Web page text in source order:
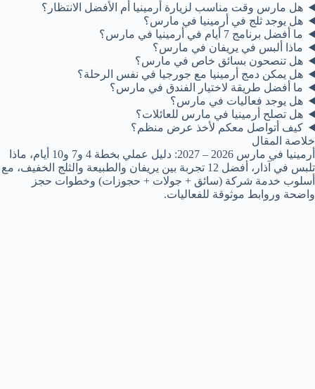
هل مارس وقت مناسب لزيارة أرمينيا أم الأفضل الانتظار؟
هل يوجد ثلج في أرمينيا في مارس؟
ما أفضل برنامج 7 أيام في أرمينيا في مارس؟
ماذا ألبس في يريفان في مارس؟
هل تنصحون بسائق خاص في مارس؟
هل يمكن دمج أرمينيا مع جورجيا في نفس الرحلة؟
ما أفضل طريقة لاختيار الفندق في مارس؟
هل يوجد فعاليات في مارس؟
هل تصلح أرمينيا في مارس للعائلات؟
كيف أتواصل معكم لأخذ عرض منظم؟
خلاصة المقال
أرمينيا في مارس 2026 – 2027: دليل عملي بخطة 4 و7 و10 أيام، ماذا
تلبس في آذار، أفضل 12 تجربة بين يريفان والطبيعة والثلج الخفيف، مع
أسلوب خدمة شركة (سائق + جولات + حجوزات) وخطوات حجز
واضحة وروابط موثوقة للفعاليات.